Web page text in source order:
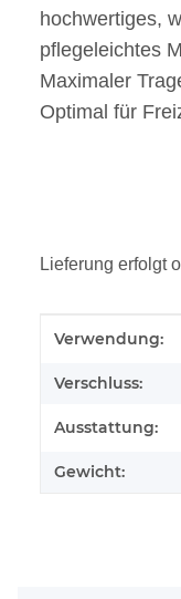
hochwertiges,
pflegeleichtes
Maximaler
Optimal für
Lieferung erfolgt
Wert
Verwendung:
Verschluss:
Ausstattung:
Gewicht: